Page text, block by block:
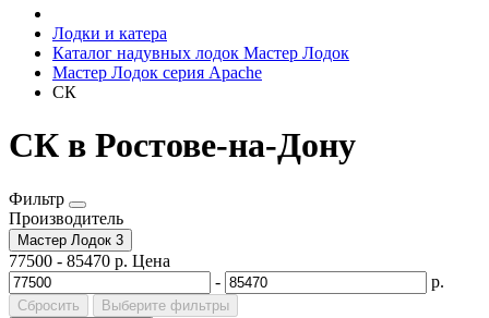
Лодки и катера
Каталог надувных лодок Мастер Лодок
Мастер Лодок серия Apache
СК
СК в Ростове-на-Дону
Фильтр
Производитель
Мастер Лодок 3
77500 - 85470 р. Цена
-
р.
Сбросить
Выберите фильтры